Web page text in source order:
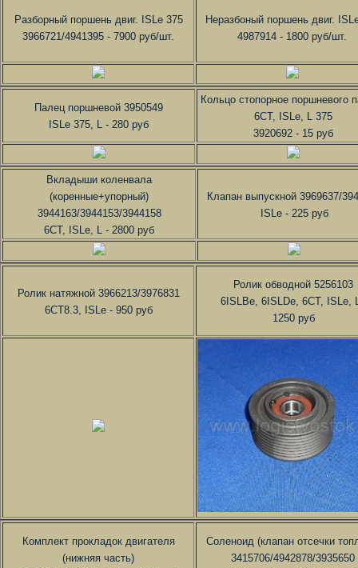
Разборный поршень двиг. ISLe 375
3966721/4941395 - 7900 руб/шт.
Неразбоный поршень двиг.
4987914 - 1800 руб/шт.
Палец поршневой 3950549
ISLe 375, L - 280 руб
Кольцо стопорное поршневого
6СТ, ISLe, L 375
3920692 - 15 руб
Вкладыши коленвала
(коренные+упорный)
3944163/3944153/3944158
6СТ, ISLe, L - 2800 руб
Клапан выпускной 3969637/
ISLe - 225 руб
Ролик натяжной 3966213/3976831
6СТ8.3, ISLe - 950 руб
Ролик обводной 5256103
6ISLBe, 6ISLDe, 6CT, ISLe,
1250 руб
Комплект прокладок двигателя
(нижняя часть)
Соленоид (клапан отсечки
3415706/4942878/3935650